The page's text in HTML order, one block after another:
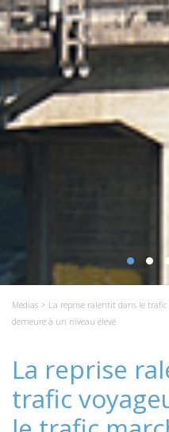
Médias > La reprise ralentit dans le
demeure à un niveau élevé
La reprise
trafic